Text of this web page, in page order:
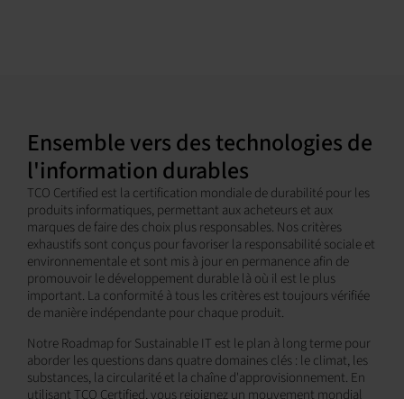
Ensemble vers des technologies de
l'information durables
TCO Certified est la certification mondiale de durabilité pour les
produits informatiques, permettant aux acheteurs et aux
marques de faire des choix plus responsables. Nos critères
exhaustifs sont conçus pour favoriser la responsabilité sociale et
environnementale et sont mis à jour en permanence afin de
promouvoir le développement durable là où il est le plus
important. La conformité à tous les critères est toujours vérifiée
de manière indépendante pour chaque produit.
Notre Roadmap for Sustainable IT est le plan à long terme pour
aborder les questions dans quatre domaines clés : le climat, les
substances, la circularité et la chaîne d'approvisionnement. En
utilisant TCO Certified, vous rejoignez un mouvement mondial